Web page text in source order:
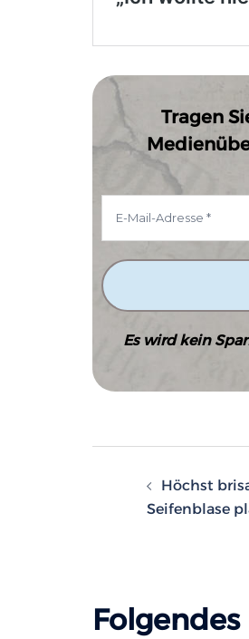
Tragen
Es wird kein
Höchst
Seifenblase